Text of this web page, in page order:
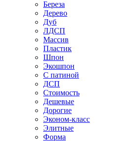
Береза
Дерево
Дуб
ЛДСП
Массив
Пластик
Шпон
Экошпон
С патиной
ДСП
Стоимость
Дешевые
Дорогие
Эконом-класс
Элитные
Форма